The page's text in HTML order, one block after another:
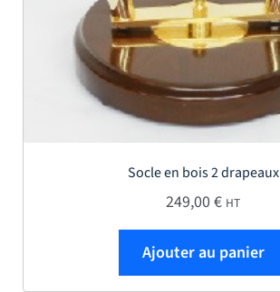
Socle en bois 2 drapeaux
249,00€ HT
Ajouter au panier